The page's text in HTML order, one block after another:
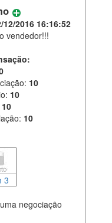
12/2016 16:16:52
vendedor!!!
10
10
10
10
3
negociação